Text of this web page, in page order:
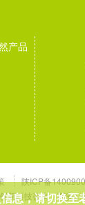
产品
陕ICP备
新科技咨询（西安
息，请切换至